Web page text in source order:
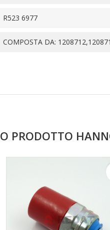
R523 6977
COMPOSTA DA:
PRODOTTO